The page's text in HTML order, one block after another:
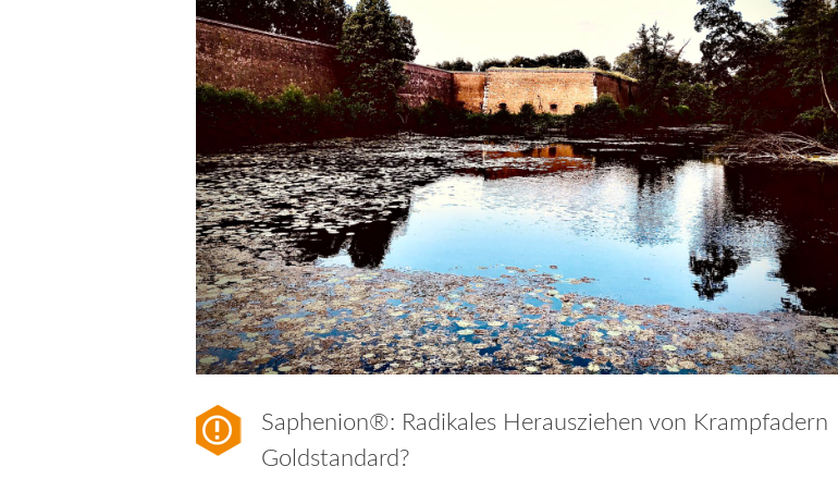
Saphenion®: Radikales Herausziehen von Krampfadern
Goldstandard?